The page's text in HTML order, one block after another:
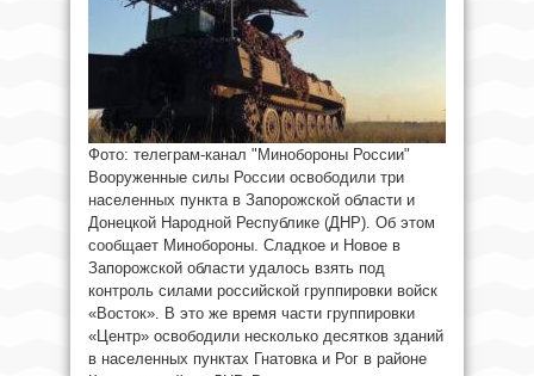
Фото: телеграм-канал "Минобороны России"
Вооруженные силы России освободили три
населенных пункта в Запорожской области и
Донецкой Народной Республике (ДНР). Об этом
сообщает Минобороны. Сладкое и Новое в
Запорожской области удалось взять под
контроль силами российской группировки войск
«Восток». В это же время части группировки
«Центр» освободили несколько десятков зданий
в населенных пунктах Гнатовка и Рог в районе